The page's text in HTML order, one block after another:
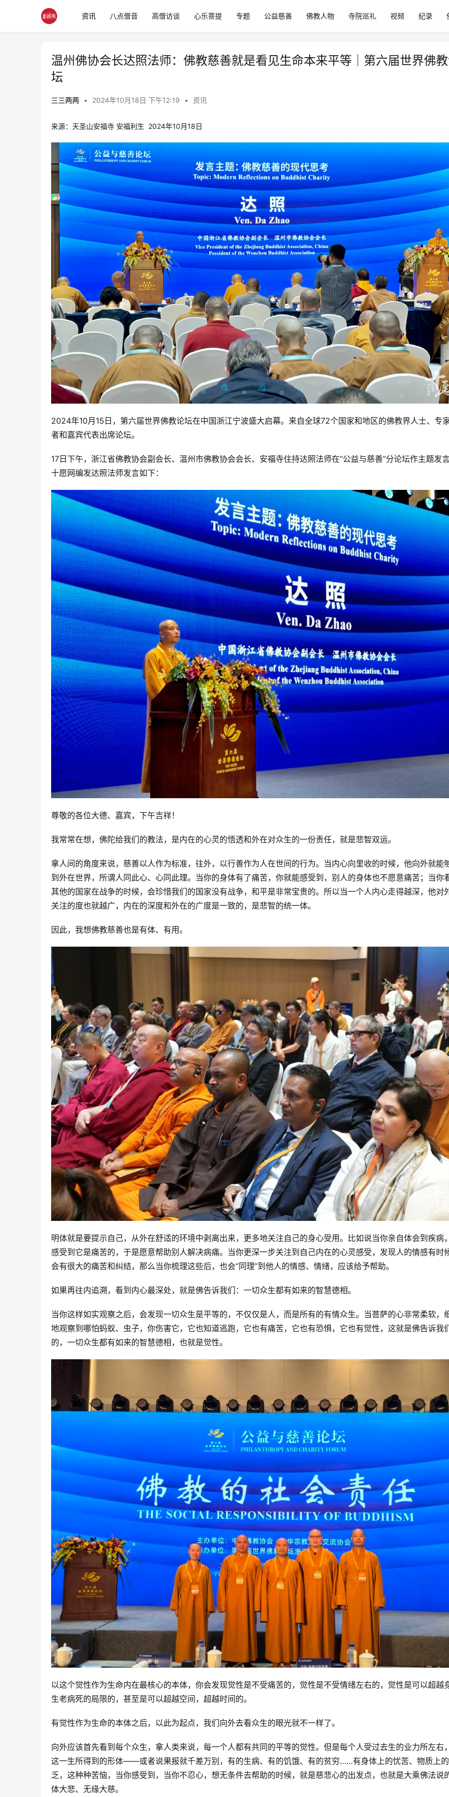
资讯 八点僧音 高僧访谈 心乐菩提 专题 公益慈善 佛教人物 寺院巡礼 视频 纪录
温州佛协会长达照法师：佛教慈善就是看见生命本来平等｜第六届世界佛
坛
三三两两 • 2024年10月18日 下午12:19 • 资讯
来源：天圣山安福寺 安福利生  2024年10月18日
2024年10月15日，第六届世界佛教论坛在中国浙江宁波盛大启幕。来自全球72个国家和地区的佛教界人士、专
者和嘉宾代表出席论坛。
17日下午，浙江省佛教协会副会长、温州市佛教协会会长、安福寺住持达照法师在“公益与慈善”分论坛作主题发
十愿网编发达照法师发言如下：
尊敬的各位大德、嘉宾，下午吉祥！
我常常在想，佛陀给我们的教法，是内在的心灵的悟透和外在对众生的一份责任，就是悲智双运。
拿人间的角度来说，慈善以人作为标准，往外，以行善作为人在世间的行为。当内心向里收的时候，他向外就能
到外在世界，所谓人同此心、心同此理。当你的身体有了痛苦，你就能感受到，别人的身体也不愿意痛苦；当你
其他的国家在战争的时候，会珍惜我们的国家没有战争，和平是非常宝贵的。所以当一个人内心走得越深，他对
关注的度也就越广，内在的深度和外在的广度是一致的，是悲智的统一体。
因此，我想佛教慈善也是有体、有用。
明体就是要提示自己，从外在舒适的环境中剥离出来，更多地关注自己的身心受用。比如说当你亲自体会到疾病
感受到它是痛苦的，于是愿意帮助别人解决病痛。当你更深一步关注到自己内在的心灵感受，发现人的情感有时
会有很大的痛苦和纠结，那么当你梳理这些后，也会“同理”到他人的情感、情绪，应该给予帮助。
如果再往内追溯，看到内心最深处，就是佛告诉我们：一切众生都有如来的智慧德相。
当你这样如实观察之后，会发现一切众生是平等的，不仅仅是人，而是所有的有情众生。当菩萨的心非常柔软，
地观察到哪怕蚂蚁、虫子，你伤害它，它也知道逃跑，它也有痛苦，它也有恐惧，它也有觉性，这就是佛告诉我
的，一切众生都有如来的智慧德相，也就是觉性。
以这个觉性作为生命内在最核心的本体，你会发现觉性是不受痛苦的，觉性是不受情绪左右的，觉性是可以超越
生老病死的局限的，甚至是可以超越空间，超越时间的。
有觉性作为生命的本体之后，以此为起点，我们向外去看众生的眼光就不一样了。
向外应该首先看到每个众生，拿人类来说，每一个人都有共同的平等的觉性。但是每个人受过去生的业力所左右
这一生所得到的形体——或者说果报就千差万别，有的生病、有的饥饿、有的贫穷……有身体上的忧苦、物质上
乏，这种种苦恼，当你感受到，当你不忍心，想无条件去帮助的时候，就是慈悲心的出发点，也就是大乘佛法说
体大悲、无缘大慈。